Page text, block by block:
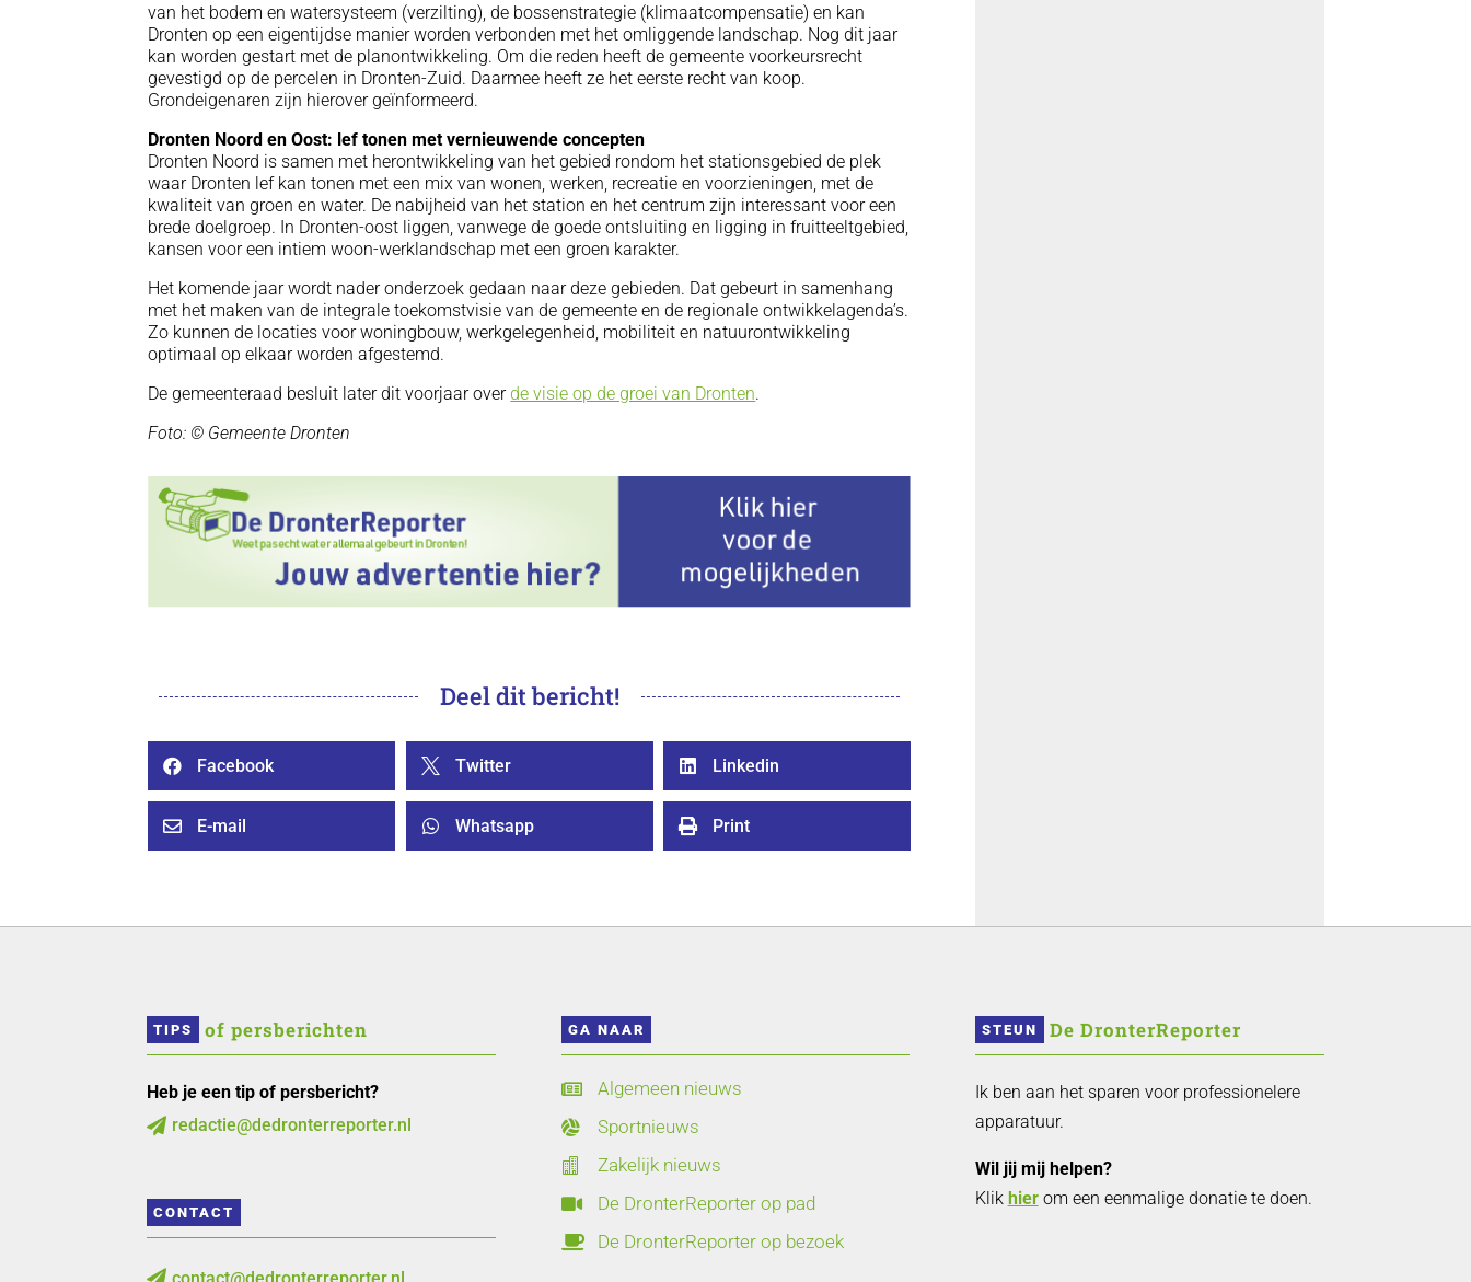
van het bodem en watersysteem (verzilting), de bossenstrategie (klimaatcompensatie) en kan
Dronten op een eigentijdse manier worden verbonden met het omliggende landschap. Nog dit jaar
kan worden gestart met de planontwikkeling. Om die reden heeft de gemeente voorkeursrecht
gevestigd op de percelen in Dronten-Zuid. Daarmee heeft ze het eerste recht van koop.
Grondeigenaren zijn hierover geïnformeerd.
Dronten Noord en Oost: lef tonen met vernieuwende concepten
Dronten Noord is samen met herontwikkeling van het gebied rondom het stationsgebied de plek
waar Dronten lef kan tonen met een mix van wonen, werken, recreatie en voorzieningen, met de
kwaliteit van groen en water. De nabijheid van het station en het centrum zijn interessant voor een
brede doelgroep. In Dronten-oost liggen, vanwege de goede ontsluiting en ligging in fruitteeltgebied,
kansen voor een intiem woon-werklandschap met een groen karakter.
Het komende jaar wordt nader onderzoek gedaan naar deze gebieden. Dat gebeurt in samenhang
met het maken van de integrale toekomstvisie van de gemeente en de regionale ontwikkelagenda’s.
Zo kunnen de locaties voor woningbouw, werkgelegenheid, mobiliteit en natuurontwikkeling
optimaal op elkaar worden afgestemd.
De gemeenteraad besluit later dit voorjaar overde visie op de groei van Dronten.
Foto: © Gemeente Dronten
Deel dit bericht!
 Facebook  Twitter  Linkedin
 E-mail  Whatsapp  Print
TIPS of persberichten
Heb je een tip of persbericht?
 redactie@dedronterreporter.nl
CONTACT

GA NAAR
 Algemeen nieuws
 Sportnieuws
 Zakelijk nieuws
 De DronterReporter op pad
 De DronterReporter op bezoek
STEUN De DronterReporter
Ik ben aan het sparen voor professionelere
apparatuur.
Wil jij mij helpen?
Klik hierom een eenmalige donatie te doen.